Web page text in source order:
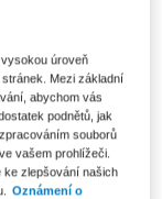
úroveň
Mezi základní
abychom vás
podnětů, jak
souborů
vašem prohlížeči.
ke zlepšování našich
Oznámení o